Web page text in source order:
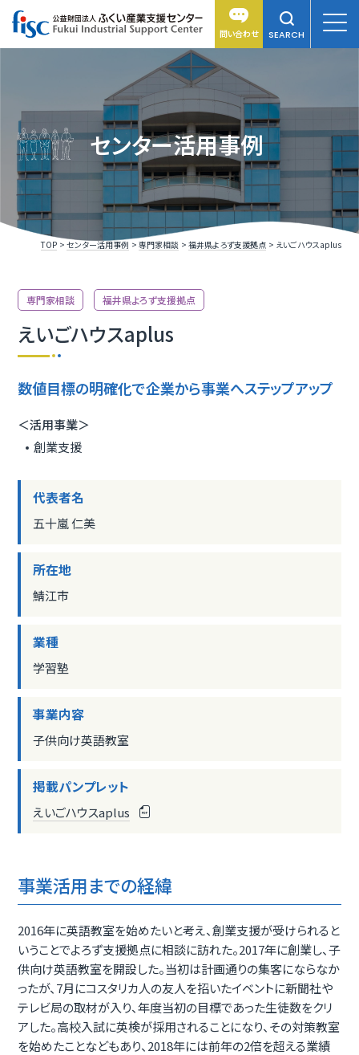
問い合わせ SEARCH
センター活用事例
TOP センター活用事例 専門家相談 福井県よろず支援拠点 えいごハウスaplus
専門家相談 福井県よろず支援拠点
えいごハウスaplus
数値目標の明確化で企業から事業へステップアップ
＜活用事業＞
創業支援
代表者名
五十嵐 仁美
所在地
鯖江市
業種
学習塾
事業内容
子供向け英語教室
掲載パンプレット
えいごハウスaplus
事業活用までの経緯
2016年に英語教室を始めたいと考え、創業支援が受けられると
いうことでよろず支援拠点に相談に訪れた。2017年に創業し、子
供向け英語教室を開設した。当初は計画通りの集客にならなか
ったが、7月にコスタリカ人の友人を招いたイベントに新聞社や
テレビ局の取材が入り、年度当初の目標であった生徒数をクリ
アした。高校入試に英検が採用されることになり、その対策教室
を始めたことなどもあり、2018年には前年の2倍を超える業績